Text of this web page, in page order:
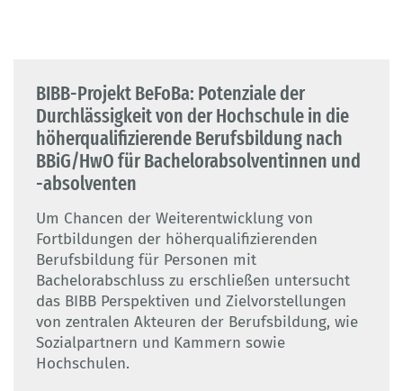
BIBB-Projekt BeFoBa: Potenziale der
Durchlässigkeit von der Hochschule in die
höherqualifizierende Berufsbildung nach
BBiG/HwO für Bachelorabsolventinnen und
-absolventen
Um Chancen der Weiterentwicklung von
Fortbildungen der höherqualifizierenden
Berufsbildung für Personen mit
Bachelorabschluss zu erschließen untersucht
das BIBB Perspektiven und Zielvorstellungen
von zentralen Akteuren der Berufsbildung, wie
Sozialpartnern und Kammern sowie
Hochschulen.